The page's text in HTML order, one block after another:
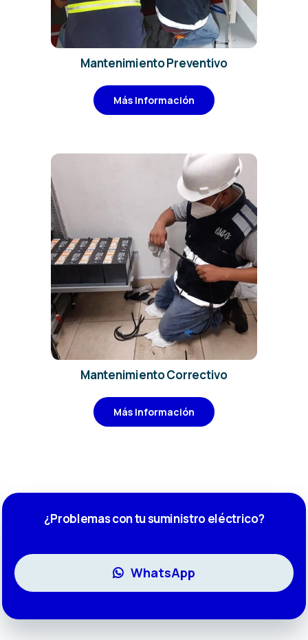
Mantenimiento Preventivo
Más Información
Mantenimiento Correctivo
Más Información
¿Problemas con tu suministro eléctrico?
WhatsApp